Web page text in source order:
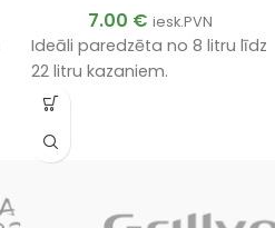
7.00 € iesk.PVN
Ideāli paredzēta no 8 litru līdz
22 litru kazaniem.